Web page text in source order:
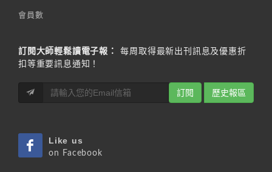
會員數
訂閱大師輕鬆讀電子報：
每周取得最新出刊訊息及優惠折
扣等重要訊息通知！
訂閱 歷史報區
Like us
on Facebook